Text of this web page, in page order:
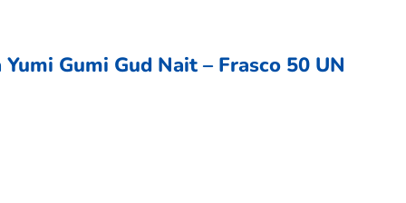
Gumi Gud Nait – Frasco 50 UN